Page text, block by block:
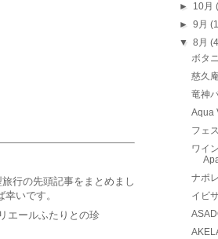
行の先頭記事をまとめまし
いです。
ールふたりとの珍
► 10月
►9月
▼8月
ボタ
慈久
竜神
Aqua
フェ
ワイ
ナポ
イビ